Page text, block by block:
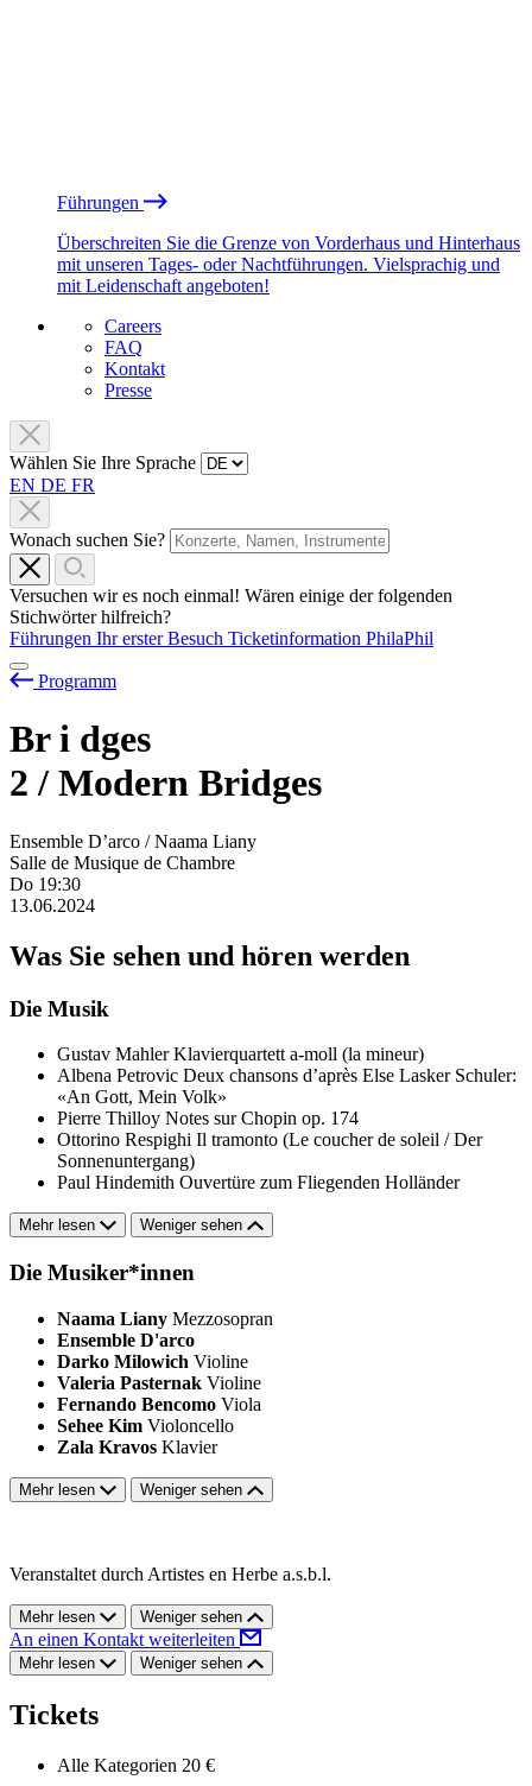
Führungen
Überschreiten Sie die Grenze von Vorderhaus und Hinterhaus
mit unseren Tages- oder Nachtführungen. Vielsprachig und
mit Leidenschaft angeboten!
Careers
FAQ
Kontakt
Presse
Wählen Sie Ihre Sprache
EN DE FR
Wonach suchen Sie?
Versuchen wir es noch einmal! Wären einige der folgenden
Stichwörter hilfreich?
Führungen Ihr erster Besuch Ticketinformation PhilaPhil
Programm
Bri dges
2 / Modern Bridges
Ensemble D’arco / Naama Liany
Salle de Musique de Chambre
Do 19:30
13.06.2024
Was Sie sehen und hören werden
Die Musik
Gustav Mahler Klavierquartett a-moll (la mineur)
Albena Petrovic Deux chansons d’après Else Lasker Schuler:
«An Gott, Mein Volk»
Pierre Thilloy Notes sur Chopin op. 174
Ottorino Respighi Il tramonto (Le coucher de soleil / Der
Sonnenuntergang)
Paul Hindemith Ouvertüre zum Fliegenden Holländer
Mehr lesen Weniger sehen
Die Musiker*innen
Naama Liany Mezzosopran
Ensemble D'arco
Darko Milowich Violine
Valeria Pasternak Violine
Fernando Bencomo Viola
Sehee Kim Violoncello
Zala Kravos Klavier
Mehr lesen Weniger sehen
Veranstaltet durch Artistes en Herbe a.s.b.l.
Mehr lesen Weniger sehen
An einen Kontakt weiterleiten
Mehr lesen Weniger sehen
Tickets
Alle Kategorien 20 €